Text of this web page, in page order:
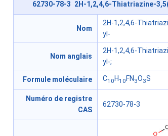
62730-78-3 2H-1,2,4,6-Thiatriazine-
Nom
2H-1,2,4,6-
yl-
Nom anglais
2H-1,2,4,6-
yl-;
Formule moléculaire C10 H10 FN 3O3S
Numéro de registre
CAS
62730-78-3